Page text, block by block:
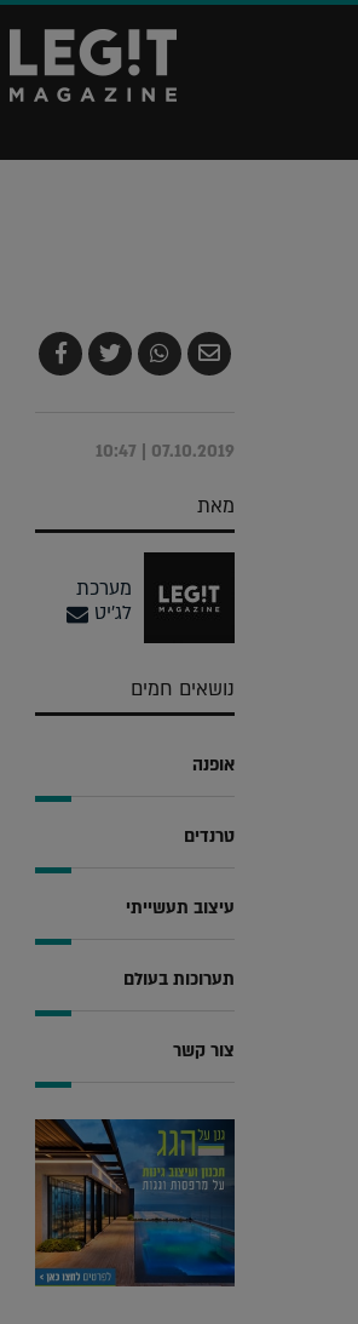
שלח
בדואר
שתף
ב-
צייץ
ב-
שתף
ב-
07.10.2019 | 10:47
מאת
מערכת
לג'יט
נושאים חמים
אופנה
טרנדים
עיצוב תעשייתי
תערוכות בעולם
צור קשר